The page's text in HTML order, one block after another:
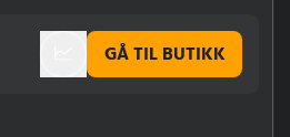
GÅ TIL BUTIKK